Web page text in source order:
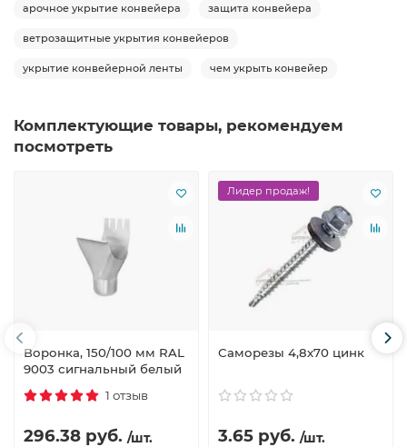
арочное укрытие конвейера защита конвейера
ветрозащитные укрытия конвейеров
укрытие конвейерной ленты чем укрыть конвейер
Комплектующие товары, рекомендуем
посмотреть
Воронка, 150/100 мм RAL
9003 сигнальный белый
1 отзыв
296.38 руб. /шт.
Лидер продаж!
Саморезы 4,8х70 цинк
3.65 руб. /шт.